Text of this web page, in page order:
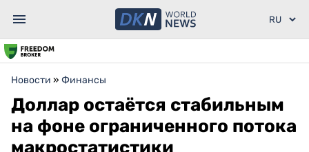
Новости » Финансы
Доллар остаётся стабильным
на фоне ограниченного потока
макростатистики